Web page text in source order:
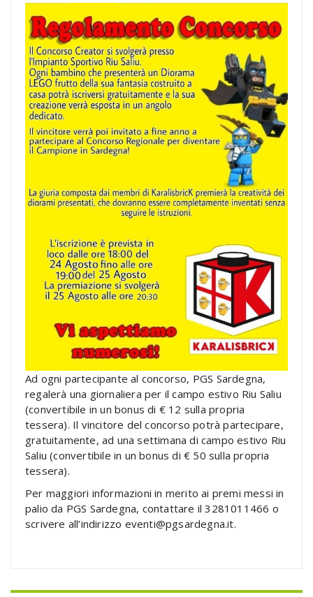
Ad ogni partecipante al concorso, PGS Sardegna,
regalerà una giornaliera per il campo estivo Riu Saliu
(convertibile in un bonus di € 12 sulla propria
tessera). Il vincitore del concorso potrà partecipare,
gratuitamente, ad una settimana di campo estivo Riu
Saliu (convertibile in un bonus di € 50 sulla propria
tessera).
Per maggiori informazioni in merito ai premi messi in
palio da PGS Sardegna, contattare il 3281011466 o
scrivere all’indirizzo eventi@pgsardegna.it.